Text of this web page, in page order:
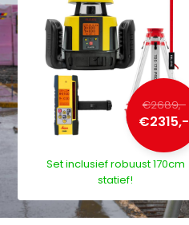
€2689,-
€2315,-
Set inclusief robuust 170cm
statief!